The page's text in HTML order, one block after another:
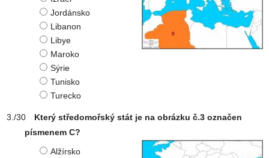
Jordánsko
Libanon
Libye
Maroko
Sýrie
Tunisko
Turecko
Který středomořský stát je na obrázku č.3 označen
písmenem C?
Alžírsko